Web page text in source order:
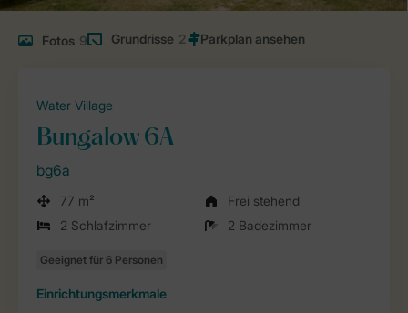
Fotos 9 Grundrisse 2
Water Village
Bungalow 6A
bg6a
77 m²
Frei stehend
2 Schlafzimmer
2 Badezimmer
Einrichtungsmerkmale